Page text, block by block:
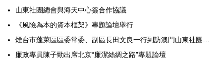
山東社團總會與海天中心簽合作協議
《風險為本的資本框架》專題論壇舉行
煙台市蓬萊區區委常委、副區長田文良一行到訪澳門山東社團總會
廉政專員陳子勁出席北京“廉潔絲綢之路”專題論壇